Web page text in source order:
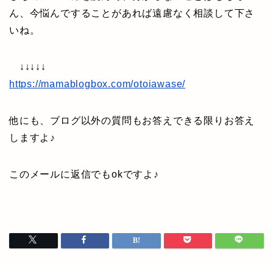
ん、今悩んですることがあれば遠慮なく相談して下さ
いね。
↓↓↓↓↓
https://mamablogbox.com/otoiawase/
他にも、ブログ以外の質問もお答えできる限りお答え
しますよ♪
このメールに返信でもokですよ♪